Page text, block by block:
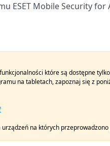
ESET Mobile Security for
które są dostępne
na tabletach, zapoznaj się z
na których